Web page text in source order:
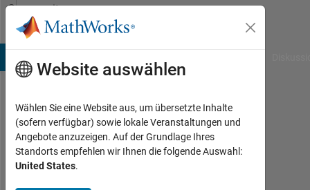
Weiter zum Inhalt
Community
Profile
Jay
Hanuman
Aktiv
Website auswählen
Wählen Sie eine Website aus, um übersetzte Inhalte
(sofern verfügbar) sowie lokale Veranstaltungen und
Angebote anzuzeigen. Auf der Grundlage Ihres
Standorts empfehlen wir Ihnen die folgende Auswahl:
United States.